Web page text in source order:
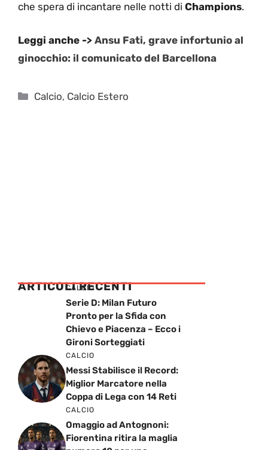
che spera di incantare nelle notti di Champions.
Leggi anche -> Ansu Fati, grave infortunio al
ginocchio: il comunicato del Barcellona
Categorie
Calcio, Calcio Estero
ARTICOLI RECENTI
CALCIO
Serie D: Milan Futuro
Pronto per la Sfida con
Chievo e Piacenza – Ecco i
Gironi Sorteggiati
CALCIO
Messi Stabilisce il Record:
Miglior Marcatore nella
Coppa di Lega con 14 Reti
CALCIO
Omaggio ad Antognoni:
Fiorentina ritira la maglia